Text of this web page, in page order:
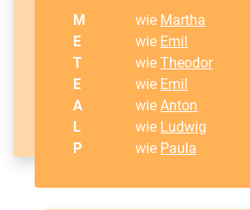
M wie Martha
E
wie Emil
T
wieTheodor
E
wie Emil
A
wieAnton
L
wie Ludwig
P
wie Paula